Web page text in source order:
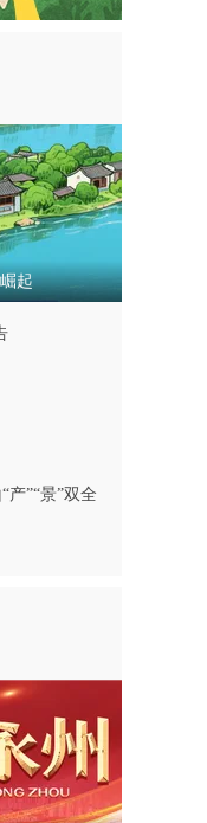
起
产”“景”双全